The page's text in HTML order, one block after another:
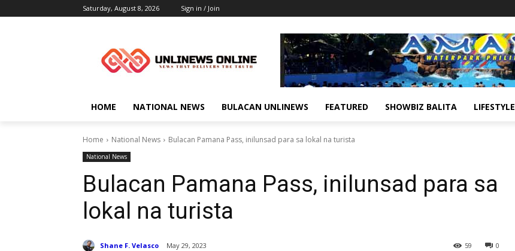
Saturday, August 8, 2026 Sign in / Join
HOME NATIONAL NEWS BULACAN UNLINEWS FEATURED SHOWBIZ BALITA LIFESTYLE
Home National News Bulacan Pamana Pass, inilunsad para sa lokal na turista
National News
Bulacan Pamana Pass, inilunsad para sa
lokal na turista
Shane F. Velasco May 29, 2023 0
59